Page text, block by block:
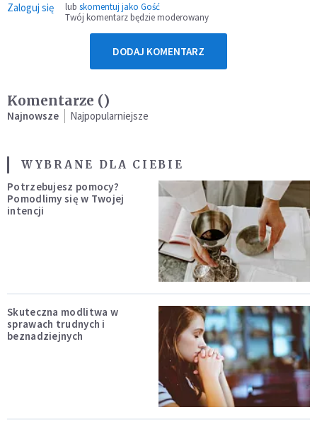
Zaloguj się lub skomentuj jako Gość
Twój komentarz będzie moderowany
DODAJ KOMENTARZ
Komentarze ()
Najnowsze Najpopularniejsze
WYBRANE DLA CIEBIE
Potrzebujesz pomocy?
Pomodlimy się w Twojej
intencji
Skuteczna modlitwa w
sprawach trudnych i
beznadziejnych